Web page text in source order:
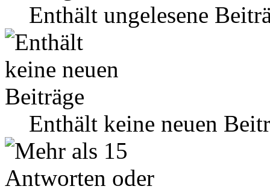
Enthält ungelesene
Enthält keine neuen